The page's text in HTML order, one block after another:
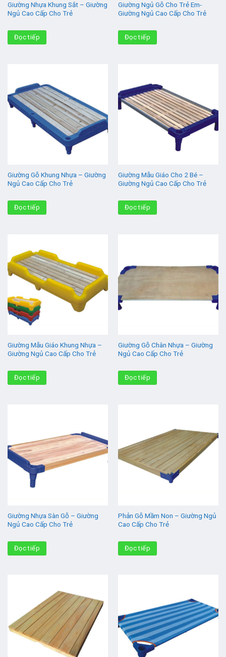
Giường Nhựa Khung Sắt – Giường
Ngủ Cao Cấp Cho Trẻ
Đọc tiếp
Giường Ngủ Gỗ Cho Trẻ Em-
Giường Ngủ Cao Cấp Cho Trẻ
Đọc tiếp
Giường Gỗ Khung Nhựa – Giường
Ngủ Cao Cấp Cho Trẻ
Đọc tiếp
Giường Mẫu Giáo Cho 2 Bé –
Giường Ngủ Cao Cấp Cho Trẻ
Đọc tiếp
Giường Mẫu Giáo Khung Nhựa –
Giường Ngủ Cao Cấp Cho Trẻ
Đọc tiếp
Giường Gỗ Chân Nhựa – Giường
Ngủ Cao Cấp Cho Trẻ
Đọc tiếp
Giường Nhựa Sàn Gỗ – Giường
Ngủ Cao Cấp Cho Trẻ
Đọc tiếp
Phản Gỗ Mầm Non – Giường Ngủ
Cao Cấp Cho Trẻ
Đọc tiếp